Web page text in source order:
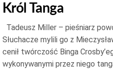
Król Tanga
Tadeusz Miller – pieśniarz
Słuchacze mylili go z
cenił twórczość Binga
wykonywanymi przez niego